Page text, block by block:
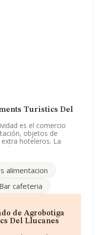
Turistics Del
es el comercio
objetos de
hoteleros. La
Tiene CNAE: 5520 -
de corta
en cuenta la
ha dispuesto de
elaborado por
alimentacion
Bar cafeteria
de Agrobotiga
Del Llucanes